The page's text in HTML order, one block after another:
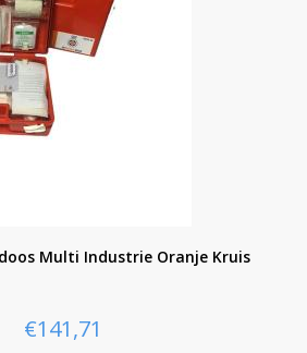
Multi Industrie Oranje Kruis
€141,71